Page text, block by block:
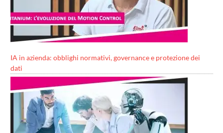
IA in azienda: obblighi normativi, governance e protezione dei
dati